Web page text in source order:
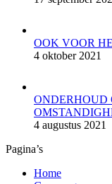
OOK VOOR
4 oktober 2021
ONDERHOUD
4 augustus 2021
Pagina’s
Home